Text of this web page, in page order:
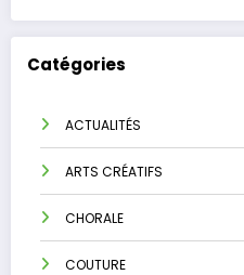
Catégories
ACTUALITÉS
ARTS CRÉATIFS
CHORALE
COUTURE